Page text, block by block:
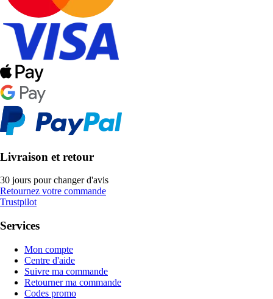
Livraison et retour
30 jours pour changer d'avis
Retournez votre commande
Trustpilot
Services
Mon compte
Centre d'aide
Suivre ma commande
Retourner ma commande
Codes promo